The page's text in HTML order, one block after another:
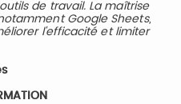
de travail. La maîtrise
Google Sheets,
l'efficacité et limiter